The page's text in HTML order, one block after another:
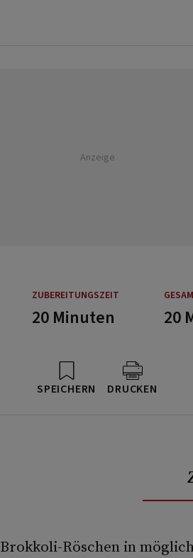
Anzeige
ZUBEREITUNGSZEIT
20 Minuten 20
SPEICHERN DRUCKEN
Brokkoli-Röschen in